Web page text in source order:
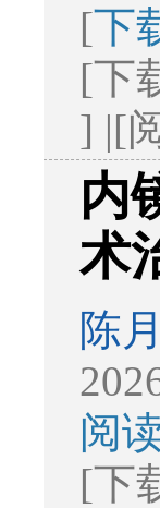
[下
[下
] |[
内
术
陈
阅
[下